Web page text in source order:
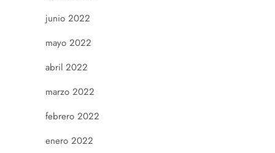
junio 2022
mayo 2022
abril 2022
marzo 2022
febrero 2022
enero 2022